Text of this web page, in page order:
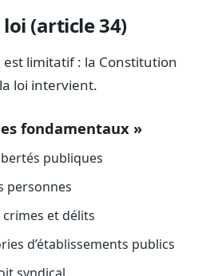
sur un dossier
en lobbying
AAI
associations
(article 34)
est limitatif : la Constitution
loi intervient.
fondamentaux »
publiques
personnes
et délits
d’établissements publics